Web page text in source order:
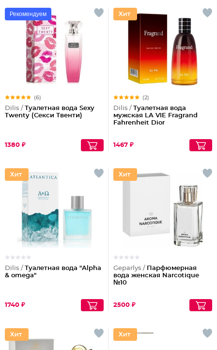
Рекомендуем
(6)
Dilis / Туалетная вода Sexy
Twenty (Секси Твенти)
1380 ₽
(2)
Dilis / Туалетная вода
мужская LA VIE Fragrand
Fahrenheit Dior
1467 ₽
Dilis / Туалетная вода "Alpha
& omega"
1740 ₽
Geparlys / Парфюмерная
вода женская Narcotique
№10
2500 ₽